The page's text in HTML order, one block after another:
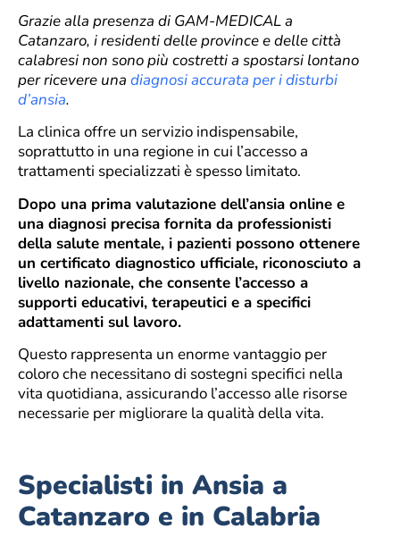
Grazie alla presenza di GAM-MEDICAL a
Catanzaro, i residenti delle province e delle città
calabresi non sono più costretti a spostarsi lontano
per ricevere una diagnosi accurata per i disturbi
d’ansia.
La clinica offre un servizio indispensabile,
soprattutto in una regione in cui l’accesso a
trattamenti specializzati è spesso limitato.
Dopo una prima valutazione dell’ansia online e
una diagnosi precisa fornita da professionisti
della salute mentale, i pazienti possono ottenere
un certificato diagnostico ufficiale, riconosciuto a
livello nazionale, che consente l’accesso a
supporti educativi, terapeutici e a specifici
adattamenti sul lavoro.
Questo rappresenta un enorme vantaggio per
coloro che necessitano di sostegni specifici nella
vita quotidiana, assicurando l’accesso alle risorse
necessarie per migliorare la qualità della vita.
Specialisti in Ansia a
Catanzaro e in Calabria